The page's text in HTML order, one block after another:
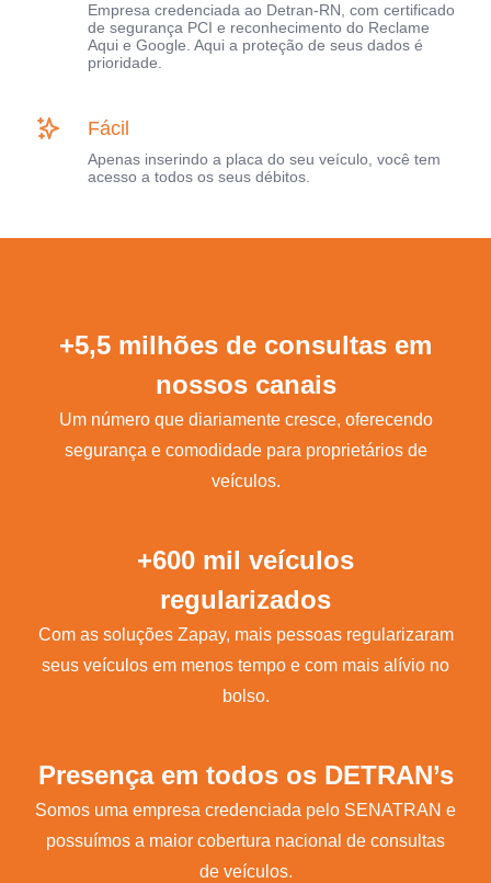
Empresa credenciada ao Detran-RN, com certificado
de segurança PCI e reconhecimento do Reclame
Aqui e Google. Aqui a proteção de seus dados é
prioridade.
Fácil
Apenas inserindo a placa do seu veículo, você tem
acesso a todos os seus débitos.
+5,5 milhões de consultas em
nossos canais
Um número que diariamente cresce, oferecendo
segurança e comodidade para proprietários de
veículos.
+600 mil veículos
regularizados
Com as soluções Zapay, mais pessoas regularizaram
seus veículos em menos tempo e com mais alívio no
bolso.
Presença em todos os DETRAN’s
Somos uma empresa credenciada pelo SENATRAN e
possuímos a maior cobertura nacional de consultas
de veículos.